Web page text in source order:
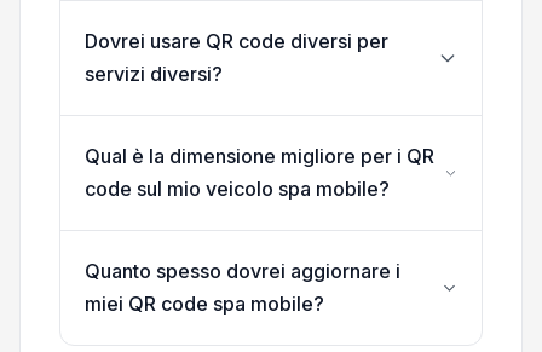
Dovrei usare QR code diversi per
servizi diversi?
Qual è la dimensione migliore per i QR
code sul mio veicolo spa mobile?
Quanto spesso dovrei aggiornare i
miei QR code spa mobile?